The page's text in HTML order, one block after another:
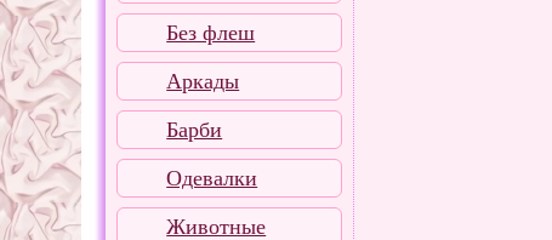
Без флеш
Аркады
Барби
Одевалки
Животные